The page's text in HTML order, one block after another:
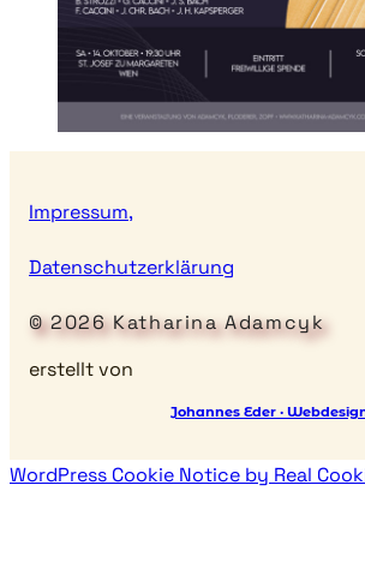
Impressum,
Datenschutzerklärung
© 2026 Katharina Adamcyk
erstellt von
Johannes Eder ·
WordPress Cookie Notice by Real